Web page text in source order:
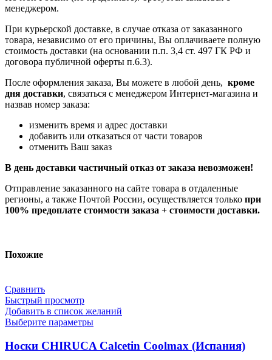
менеджером.
При курьерской доставке, в случае отказа от заказанного
товара, независимо от его причины, Вы оплачиваете полную
стоимость доставки (на основании п.п. 3,4 ст. 497 ГК РФ и
договора публичной оферты п.6.3).
После оформления заказа, Вы можете в любой день, кроме
дня доставки, связаться с менеджером Интернет-магазина и
назвав номер заказа:
изменить время и адрес доставки
добавить или отказаться от части товаров
отменить Ваш заказ
В день доставки частичный отказ от заказа невозможен!
Отправление заказанного на сайте товара в отдаленные
регионы, а также Почтой России, осуществляется только при
100% предоплате стоимости заказа + стоимости доставки.
Похожие
Сравнить
Быстрый просмотр
Добавить в список желаний
Выберите параметры
Носки CHIRUCA Calcetin Coolmax (Испания)